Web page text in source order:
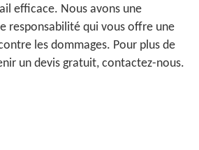
efficace. Nous avons une
responsabilité qui vous offre une
les dommages. Pour plus de
un devis gratuit, contactez-nous.